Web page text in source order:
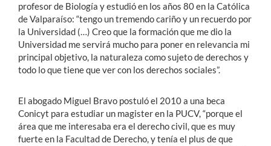
profesor de Biología y estudió en los años 80 en la Católica
de Valparaíso: “tengo un tremendo cariño y un recuerdo por
la Universidad (…) Creo que la formación que me dio la
Universidad me servirá mucho para poner en relevancia mi
principal objetivo, la naturaleza como sujeto de derechos y
todo lo que tiene que ver con los derechos sociales”.
El abogado Miguel Bravo postuló el 2010 a una beca
Conicyt para estudiar un magister en la PUCV, “porque el
área que me interesaba era el derecho civil, que es muy
fuerte en la Facultad de Derecho, y tenía el plus de que